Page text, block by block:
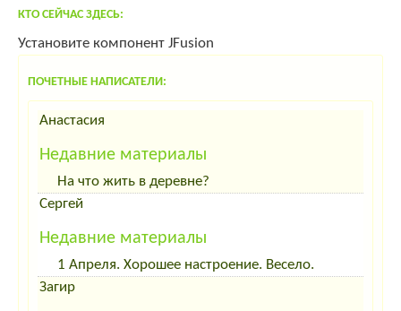
ярмарки меда
Продукты пчеловодства
Пчеловодство,объединение, пчеловод, пчелы,
пыльца, молочко, пчелиное, маточное, матка,
трутень, продажа, меда, хозяйства, пчеловодческие
Инкубация яиц
Инкубация яиц домашней птицы- кур, гусей, уток,
цыплят, гусят, перепелят. Инкубаторы, модели,
выбор.
Овцы
Овцы
Болезни овец
Болезни овец
КТО СЕЙЧАС ЗДЕСЬ:
Установите компонент JFusion
ПОЧЕТНЫЕ НАПИСАТЕЛИ:
Анастасия
Недавние материалы
На что жить в деревне?
Сергей
Недавние материалы
1 Апреля. Хорошее настроение. Весело.
Загир